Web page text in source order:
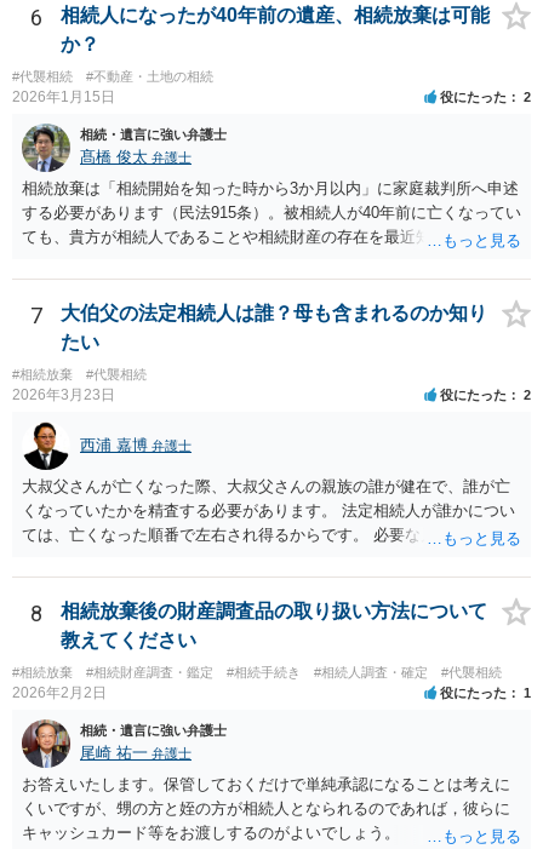
6
相続人になったが40年前の遺産、相続放棄は可能
か？
#代襲相続 #不動産・土地の相続
2026年1月15日 役にたった 2
相続・遺言に強い弁護士
髙橋 俊太 弁護士
相続放棄は「相続開始を知った時から3か月以内」に家庭裁判所へ申述
する必要があります（民法915条）。被相続人が40年前に亡くなってい
ても、貴方が相続人であることや相続財産の存在を最近知ったのであ
ります。最寄りの弁護士などにまずは相談した方がよいでしょう。
7
大伯父の法定相続人は誰？母も含まれるのか知り
たい
#相続放棄 #代襲相続
2026年3月23日 役にたった 2
西浦 嘉博 弁護士
大叔父さんが亡くなった際、大叔父さんの親族の誰が健在で、誰が亡
くなっていたかを精査する必要があります。 法定相続人が誰かについ
ては、亡くなった順番で左右され得るからです。 必要な戸籍謄本を揃
8
相続放棄後の財産調査品の取り扱い方法について
教えてください
#相続放棄 #相続財産調査・鑑定 #相続手続き #相続人調査・確定 #代襲相続
2026年2月2日 役にたった 1
相続・遺言に強い弁護士
尾崎 祐一 弁護士
お答えいたします。保管しておくだけで単純承認になることは考えに
くいですが、甥の方と姪の方が相続人となられるのであれば，彼らに
キャッシュカード等をお渡しするのがよいでしょう。